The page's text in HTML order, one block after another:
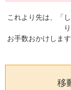
当金庫に
これより先は、「
お手数おかけしま
移